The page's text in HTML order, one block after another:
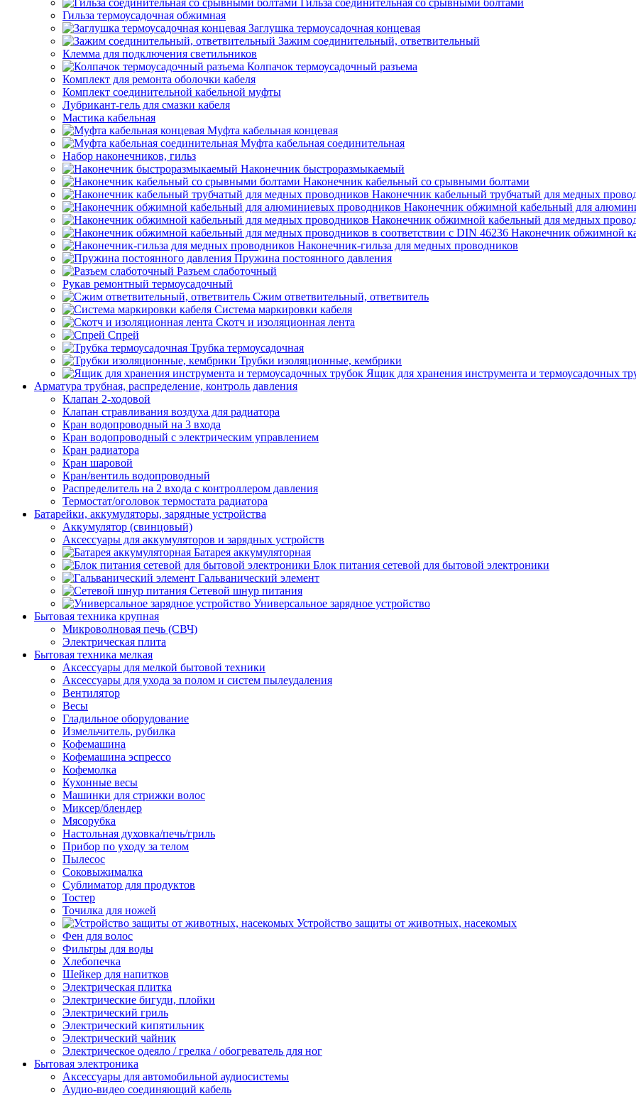
Гильза соединительная со срывными болтами
Гильза термоусадочная обжимная
Заглушка термоусадочная концевая
Зажим соединительный, ответвительный
Клемма для подключения светильников
Колпачок термоусадочный разъема
Комплект для ремонта оболочки кабеля
Комплект соединительной кабельной муфты
Лубрикант-гель для смазки кабеля
Мастика кабельная
Муфта кабельная концевая
Муфта кабельная соединительная
Набор наконечников, гильз
Наконечник быстроразмыкаемый
Наконечник кабельный со срывными болтами
Наконечник кабельный трубчатый для медных
Наконечник обжимной кабельный для
Наконечник обжимной кабельный для медных
Наконечник обжимной
Наконечник-гильза для медных проводников
Пружина постоянного давления
Разъем слаботочный
Рукав ремонтный термоусадочный
Сжим ответвительный, ответвитель
Система маркировки кабеля
Скотч и изоляционная лента
Спрей
Трубка термоусадочная
Трубки изоляционные, кембрики
Ящик для хранения инструмента и термоусадочных
Арматура трубная, распределение, контроль давления
Клапан 2-ходовой
Клапан стравливания воздуха для радиатора
Кран водопроводный на 3 входа
Кран водопроводный с электрическим управлением
Кран радиатора
Кран шаровой
Кран/вентиль водопроводный
Распределитель на 2 входа с контроллером давления
Термостат/оголовок термостата радиатора
Батарейки, аккумуляторы, зарядные устройства
Аккумулятор (свинцовый)
Аксессуары для аккумуляторов и зарядных устройств
Батарея аккумуляторная
Блок питания сетевой для бытовой электроники
Гальванический элемент
Сетевой шнур питания
Универсальное зарядное устройство
Бытовая техника крупная
Микроволновая печь (СВЧ)
Электрическая плита
Бытовая техника мелкая
Аксессуары для мелкой бытовой техники
Аксессуары для ухода за полом и систем пылеудаления
Вентилятор
Весы
Гладильное оборудование
Измельчитель, рубилка
Кофемашина
Кофемашина эспрессо
Кофемолка
Кухонные весы
Машинки для стрижки волос
Миксер/блендер
Мясорубка
Настольная духовка/печь/гриль
Прибор по уходу за телом
Пылесос
Соковыжималка
Сублиматор для продуктов
Тостер
Точилка для ножей
Устройство защиты от животных, насекомых
Фен для волос
Фильтры для воды
Хлебопечка
Шейкер для напитков
Электрическая плитка
Электрические бигуди, плойки
Электрический гриль
Электрический кипятильник
Электрический чайник
Электрическое одеяло / грелка / обогреватель для ног
Бытовая электроника
Аксессуары для автомобильной аудиосистемы
Аудио-видео соединяющий кабель